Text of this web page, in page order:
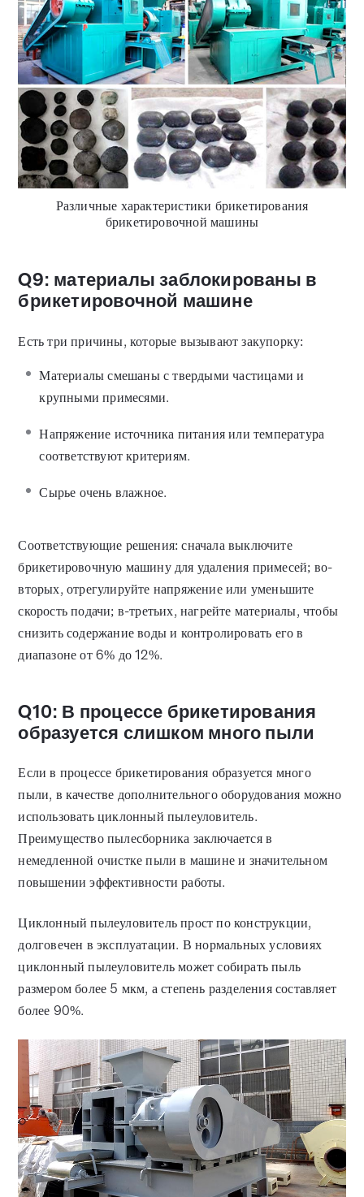
Различные характеристики брикетирования
брикетировочной машины
Q9: материалы заблокированы в
брикетировочной машине
Есть три причины, которые вызывают закупорку:
Материалы смешаны с твердыми частицами и
крупными примесями.
Напряжение источника питания или температура
соответствуют критериям.
Сырье очень влажное.
Соответствующие решения: сначала выключите
брикетировочную машину для удаления примесей; во-
вторых, отрегулируйте напряжение или уменьшите
скорость подачи; в-третьих, нагрейте материалы, чтобы
снизить содержание воды и контролировать его в
диапазоне от 6% до 12%.
Q10: В процессе брикетирования
образуется слишком много пыли
Если в процессе брикетирования образуется много
пыли, в качестве дополнительного оборудования можно
использовать циклонный пылеуловитель.
Преимущество пылесборника заключается в
немедленной очистке пыли в машине и значительном
повышении эффективности работы.
Циклонный пылеуловитель прост по конструкции,
долговечен в эксплуатации. В нормальных условиях
циклонный пылеуловитель может собирать пыль
размером более 5 мкм, а степень разделения составляет
более 90%.